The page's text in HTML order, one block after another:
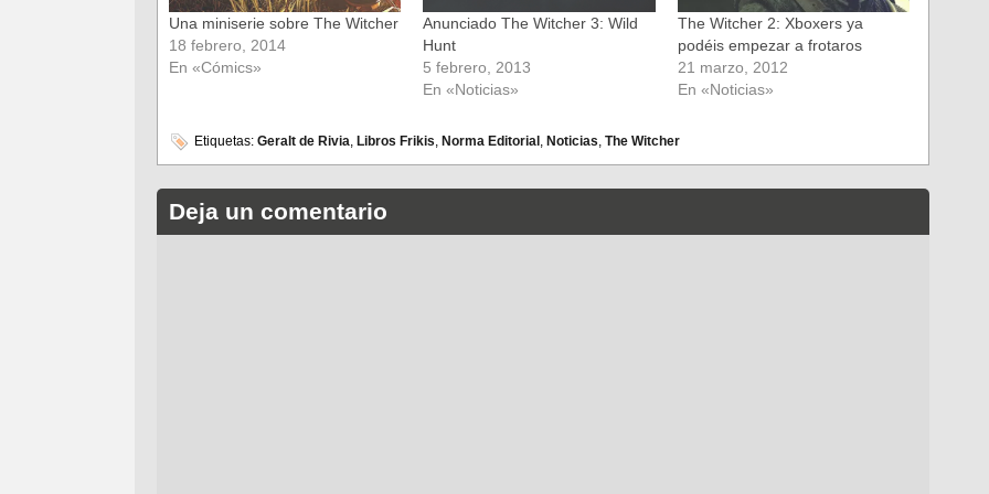
Una miniserie sobre The Witcher
18 febrero, 2014
En «Cómics»
Anunciado The Witcher 3: Wild
Hunt
5 febrero, 2013
En «Noticias»
The Witcher 2: Xboxers ya
podéis empezar a frotaros
21 marzo, 2012
En «Noticias»
Etiquetas: Geralt de Rivia Libros Frikis Norma Editorial Noticias The Witcher
Deja un comentario